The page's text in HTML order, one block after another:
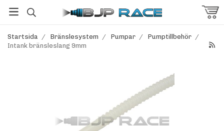
Startsida / Bränslesystem / Pumpar / Pumptillbehör /
Intank bränsleslang 9mm